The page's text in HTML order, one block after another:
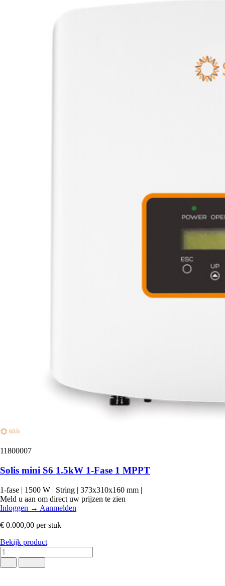
11800007
Solis mini S6 1.5kW 1-Fase 1 MPPT
1-fase | 1500 W | String | 373x310x160 mm |
Meld u aan om direct uw prijzen te zien
Inloggen → Aanmelden
€ 0.000,00 per stuk
Bekijk product